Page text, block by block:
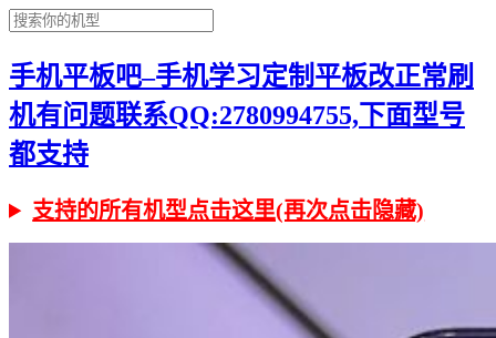
手机平板吧–手机学习定制平板改正常刷
机有问题联系QQ:2780994755,下面型号
都支持
支持的所有机型点击这里(再次点击隐藏)